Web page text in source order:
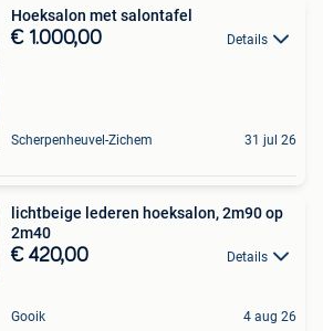
Hoeksalon met salontafel
€ 1.000,00 Details
Scherpenheuvel-Zichem 31 jul 26
lichtbeige lederen hoeksalon, 2m90 op
2m40
€ 420,00 Details
Gooik 4 aug 26